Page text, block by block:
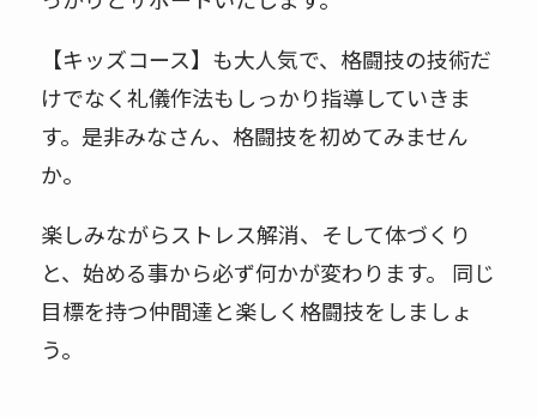
【キッズコース】も大人気で、格闘技の技術だ
けでなく礼儀作法もしっかり指導していきま
す。是非みなさん、格闘技を初めてみません
か。
楽しみながらストレス解消、そして体づくり
と、始める事から必ず何かが変わります。 同じ
目標を持つ仲間達と楽しく格闘技をしましょ
う。